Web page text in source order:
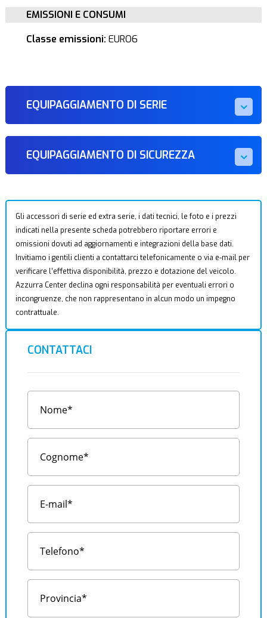
EMISSIONI E CONSUMI
Classe emissioni: EURO6
EQUIPAGGIAMENTO DI SERIE
EQUIPAGGIAMENTO DI SICUREZZA
Gli accessori di serie ed extra serie, i dati tecnici, le foto e i prezzi
indicati nella presente scheda potrebbero riportare errori e
omissioni dovuti ad aggiornamenti e integrazioni della base dati.
Invitiamo i gentili clienti a contattarci telefonicamente o via e-mail per
verificare l’effettiva disponibilità, prezzo e dotazione del veicolo.
Azzurra Center declina ogni responsabilità per eventuali errori o
incongruenze, che non rappresentano in alcun modo un impegno
contrattuale.
CONTATTACI